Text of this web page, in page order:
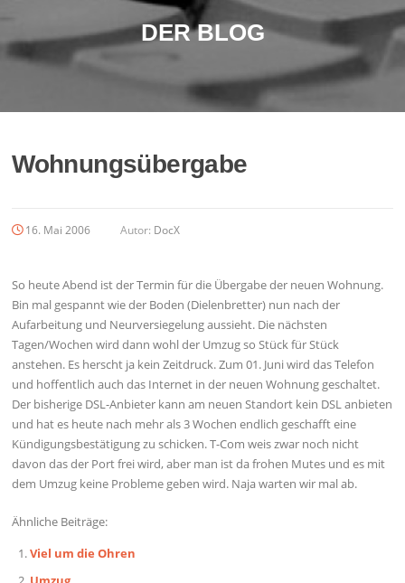
DER BLOG
Wohnungsübergabe
16. Mai 2006 Autor: DocX
So heute Abend ist der Termin für die Übergabe der neuen Wohnung.
Bin mal gespannt wie der Boden (Dielenbretter) nun nach der
Aufarbeitung und Neurversiegelung aussieht. Die nächsten
Tagen/Wochen wird dann wohl der Umzug so Stück für Stück
anstehen. Es herscht ja kein Zeitdruck. Zum 01. Juni wird das Telefon
und hoffentlich auch das Internet in der neuen Wohnung geschaltet.
Der bisherige DSL-Anbieter kann am neuen Standort kein DSL anbieten
und hat es heute nach mehr als 3 Wochen endlich geschafft eine
Kündigungsbestätigung zu schicken. T-Com weis zwar noch nicht
davon das der Port frei wird, aber man ist da frohen Mutes und es mit
dem Umzug keine Probleme geben wird. Naja warten wir mal ab.
Ähnliche Beiträge:
Viel um die Ohren